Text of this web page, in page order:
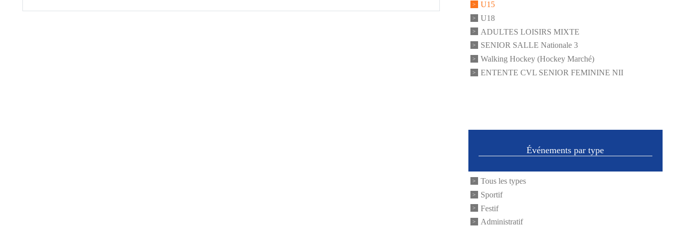
U15
U18
ADULTES LOISIRS MIXTE
SENIOR SALLE Nationale 3
Walking Hockey (Hockey Marché)
ENTENTE CVL SENIOR FEMININE NII
Événements par type
Tous les types
Sportif
Festif
Administratif